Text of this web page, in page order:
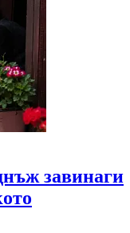
завинаги